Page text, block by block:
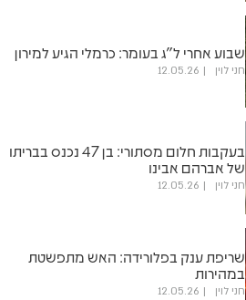
שבוע אחרי ל"ג בעומר: כרמלי הגיע למירון
חני לוין 12.05.26
בעקבות חלום מסתורי: בן 47 נכנס בבריתו
של אברהם אבינו
חני לוין 12.05.26
שריפת ענק בפלורידה: האש מתפשטת
במהירות
חני לוין 12.05.26